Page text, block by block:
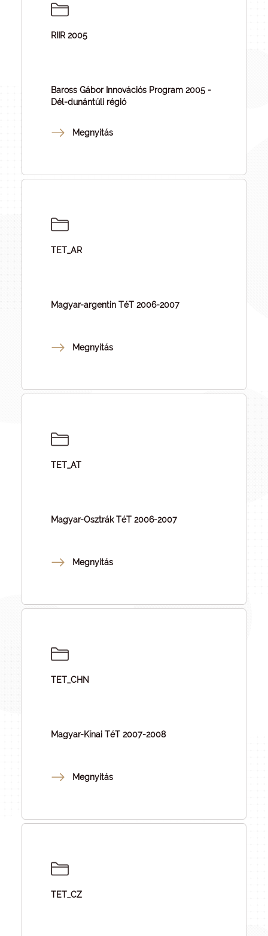
RIIR 2005
Baross Gábor Innovációs Program 2005 -
Dél-dunántúli régió
Megnyitás
TET_AR
Magyar-argentin TéT 2006-2007
Megnyitás
TET_AT
Magyar-Osztrák TéT 2006-2007
Megnyitás
TET_CHN
Magyar-Kínai TéT 2007-2008
Megnyitás
TET_CZ